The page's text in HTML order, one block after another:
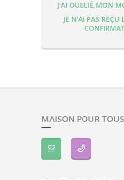
J'AI OUBLIÉ MON
JE N'AI PAS REÇU
MAISON POUR